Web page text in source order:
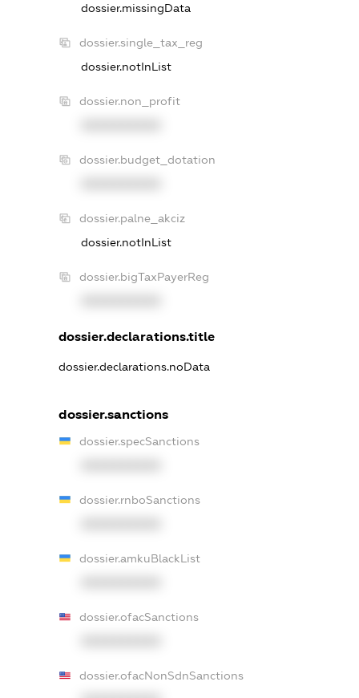
dossier.missingData
dossier.single_tax_reg
dossier.notInList
dossier.non_profit
dossier.budget_dotation
dossier.palne_akciz
dossier.notInList
dossier.bigTaxPayerReg
dossier.declarations.title
dossier.declarations.noData
dossier.sanctions
dossier.specSanctions
dossier.rnboSanctions
dossier.amkuBlackList
dossier.ofacSanctions
dossier.ofacNonSdnSanctions